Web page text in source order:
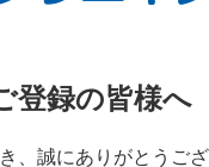
登録の皆様へ
、誠にありがとうご